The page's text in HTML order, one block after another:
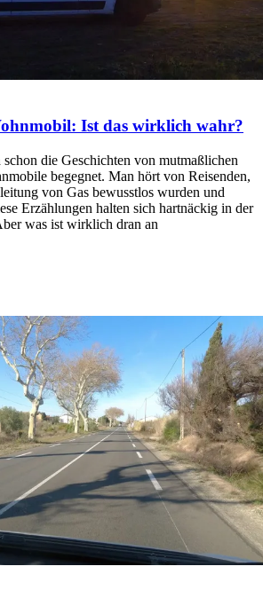
Ist das wirklich wahr?
die Geschichten von mutmaßlichen
begegnet. Man hört von Reisenden,
von Gas bewusstlos wurden und
Erzählungen halten sich hartnäckig in der
was ist wirklich dran an